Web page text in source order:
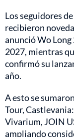
Los seguidores
recibieron
anunció Wo
2027, mientras
confirmó su
año.
A esto se
Tour,
Vivarium, JOIN
ampliando